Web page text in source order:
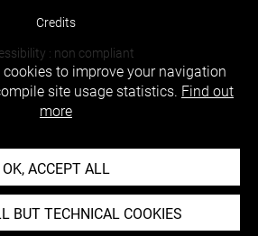
Credits
: non compliant
to improve your navigation
site usage statistics. Find out
more
OK, ACCEPT ALL
BUT TECHNICAL COOKIES